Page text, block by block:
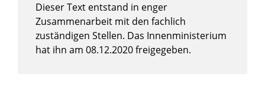
Dieser Text entstand in enger
Zusammenarbeit mit den fachlich
zuständigen Stellen. Das Innenministerium
hat ihn am 08.12.2020 freigegeben.